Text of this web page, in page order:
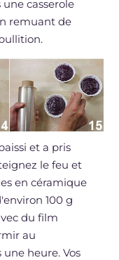
casserole
remuant de
et a pris
le feu et
en céramique
100 g
du film
au
heure. Vos